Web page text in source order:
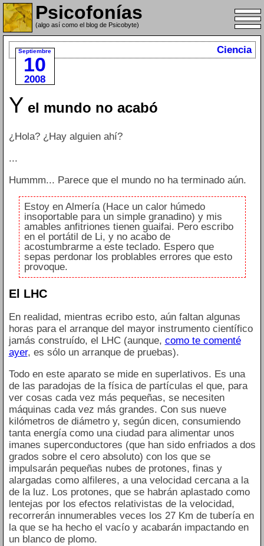
Psicofonías
(algo así como el blog de Psicobyte)
Septiembre
10
2008
Ciencia
Y el mundo no acabó
¿Hola? ¿Hay alguien ahí?
...
Hummm... Parece que el mundo no ha terminado aún.
Estoy en Almería (Hace un calor húmedo
insoportable para un simple granadino) y mis
amables anfitriones tienen guaifai. Pero escribo
en el portátil de Li, y no acabo de
acostumbrarme a este teclado. Espero que
sepas perdonar los problables errores que esto
provoque.
El LHC
En realidad, mientras ecribo esto, aún faltan algunas
horas para el arranque del mayor instrumento científico
jamás construído, el LHC (aunque, como te comenté
ayer, es sólo un arranque de pruebas).
Todo en este aparato se mide en superlativos. Es una
de las paradojas de la física de partículas el que, para
ver cosas cada vez más pequeñas, se necesiten
máquinas cada vez más grandes. Con sus nueve
kilómetros de diámetro y, según dicen, consumiendo
tanta energía como una ciudad para alimentar unos
imanes superconductores (que han sido enfriados a dos
grados sobre el cero absoluto) con los que se
impulsarán pequeñas nubes de protones, finas y
alargadas como alfileres, a una velocidad cercana a la
de la luz. Los protones, que se habrán aplastado como
lentejas por los efectos relativistas de la velocidad,
recorrerán innumerables veces los 27 Km de tubería en
la que se ha hecho el vacío y acabarán impactando en
un blanco de plomo.